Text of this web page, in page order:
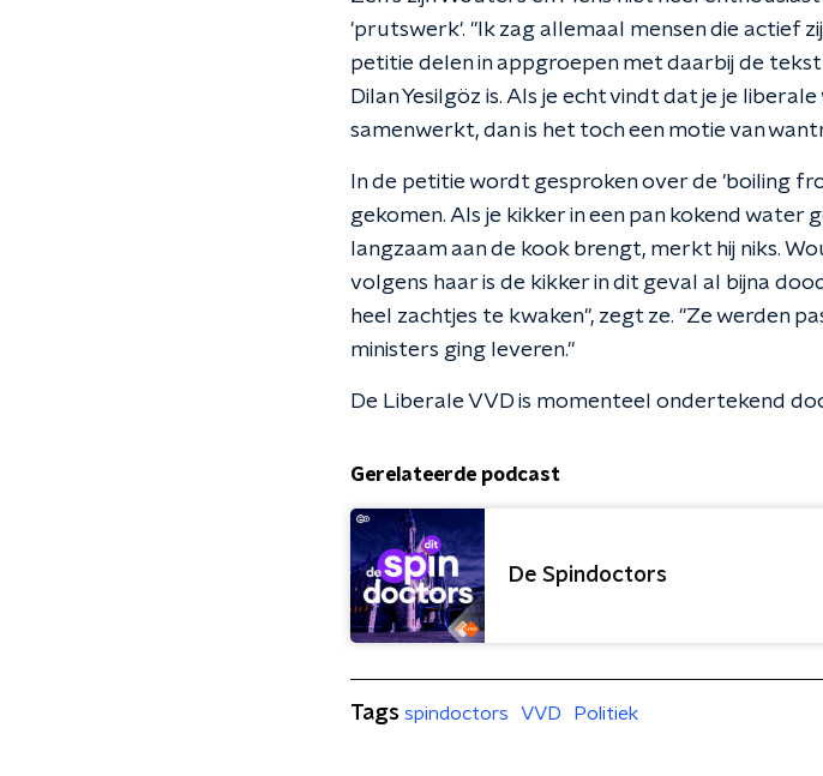
'prutswerk'. "Ik zag allemaal mensen die actief
petitie delen in appgroepen met daarbij de
Dilan Yesilgöz is. Als je echt vindt dat je je
samenwerkt, dan is het toch een motie van
In de petitie wordt gesproken over de 'boiling
gekomen. Als je kikker in een pan kokend
langzaam aan de kook brengt, merkt hij niks.
volgens haar is de kikker in dit geval al bijna
heel zachtjes te kwaken", zegt ze. "Ze werden
ministers ging leveren."
De Liberale VVD is momenteel ondertekend
Gerelateerde podcast
De Spindoctors
Tags spindoctors VVD Politiek